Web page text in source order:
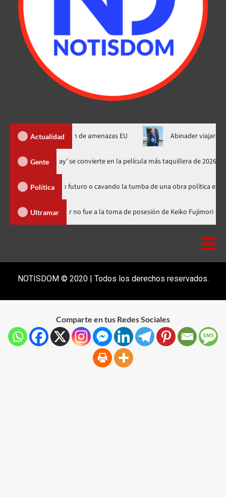
Actualidad
Ormuz al fin de amenazas EU Abinader viajará a Colombia
Gente
‘Spider-Man: Brand New Day’ se convierte en la película más
Política
futuro o cavando la tumba de una obra política exitosa”
Ultramar Luis Abinader no fue a la toma de posesión de Keiko
NOTISDOM © 2020 | Todos los derechos reservados.
Comparte en tus Redes Sociales